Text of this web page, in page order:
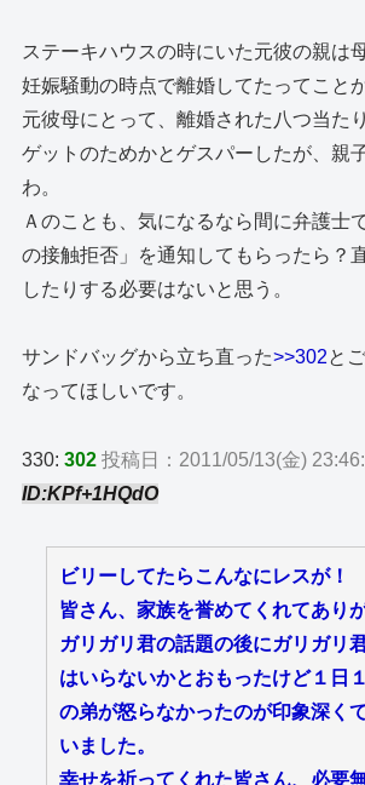
ステーキハウスの時にいた元彼の親は
妊娠騒動の時点で離婚してたってことか
元彼母にとって、離婚された八つ当た
ゲットのためかとゲスパーしたが、親
わ。
Ａのことも、気になるなら間に弁護士
の接触拒否」を通知してもらったら？
したりする必要はないと思う。
サンドバッグから立ち直った>>302と
なってほしいです。
330:302 投稿日：2011/05/13(金)
ID:KPf+1HQdO
ビリーしてたらこんなにレスが！
皆さん、家族を誉めてくれてありが
ガリガリ君の話題の後にガリガリ
はいらないかとおもったけど１日
の弟が怒らなかったのが印象深く
いました。
幸せを祈ってくれた皆さん、必要